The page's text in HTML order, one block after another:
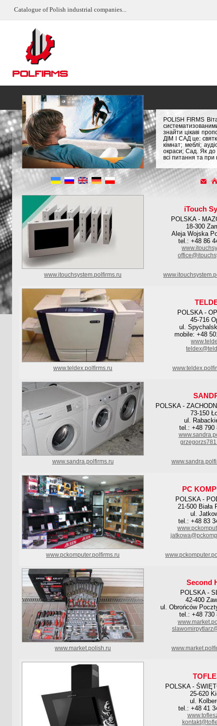
Catalogue of Polish industrial companies...
POLISH FIRMS
знайти цікаві
ДІМ І САД це:
кімнат; меблі;
окраси; Сад. Як до
всі питання та
iTouch
POLSKA -
18-300
Aleja Wojska
tel.: +48 86
www.itouchsystem.polfirms.ru
POLSKA -
45-716
ul.
mobile: +48
www.teldex.polfirms.ru
POLSKA -
73-150
ul.
tel.: +48 790
www.sandra.polfirms.ru
PC
POLSKA -
21-500 Biała
ul.
tel.: +48 83
www.pckomputer.polfirms.ru
Second
POLSKA -
42-400
ul. Obrońców
tel.: +48 730
www.market.polish.ru
POLSKA -
25-620
ul.
tel.: +48 41